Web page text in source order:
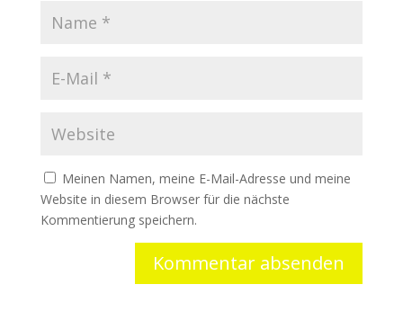
Meinen Namen, meine E-Mail-Adresse und meine
Website in diesem Browser für die nächste
Kommentierung speichern.